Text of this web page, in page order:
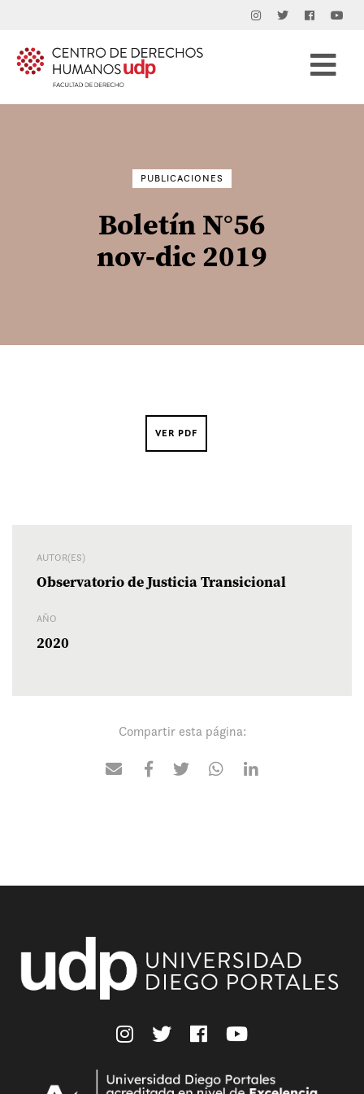
PUBLICACIONES
Boletín N°56
nov-dic 2019
VER PDF
AUTOR(ES)
Observatorio de Justicia Transicional
AÑO
2020
Compartir esta página: